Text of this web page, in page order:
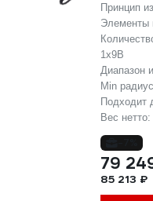
Принцип
Элементы
1х9B
Диапазон
Min
Подходит
Вес нетто:
79
85 213 ₽